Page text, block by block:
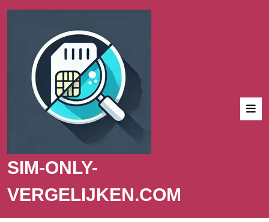
SIM-ONLY-
VERGELIJKEN.COM